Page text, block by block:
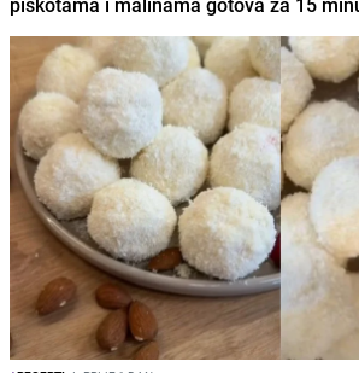
piškotama i malinama gotova za 15